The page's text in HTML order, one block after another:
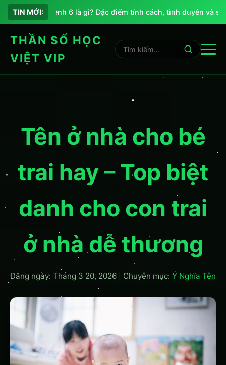
TIN MỚI:
Chỉ số sứ mệnh 6 là gì? Đặc điểm tính cách, tình duyên và sự
THẦN SỐ HỌC
VIỆT VIP
Tên ở nhà cho bé
trai hay – Top biệt
danh cho con trai
ở nhà dễ thương
Đăng ngày: Tháng 3 20, 2026 Chuyên mục: Ý Nghĩa Tên